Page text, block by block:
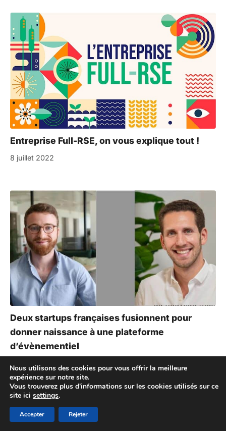
Entreprise Full-RSE, on vous explique tout !
8 juillet 2022
Deux startups françaises fusionnent pour
donner naissance à une plateforme
d’évènementiel
Nous utilisons des cookies pour vous offrir la meilleure
expérience sur notre site.
Vous trouverez plus d'informations sur les cookies utilisés sur ce
site ici settings.
Accepter Rejeter